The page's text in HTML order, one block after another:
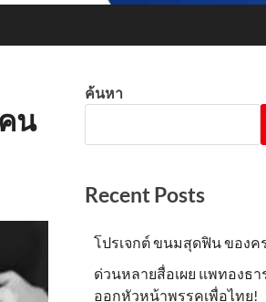
น
ค้นหา
Recent Posts
โปรเจกต์ ขนมสุดฟิน ของค
ด่วนหลายสื่อเผย แพทองธา
ออกหัวหน้าพรรคเพื่อไทย!